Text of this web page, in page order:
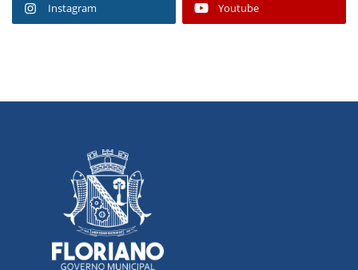
Instagram Youtube